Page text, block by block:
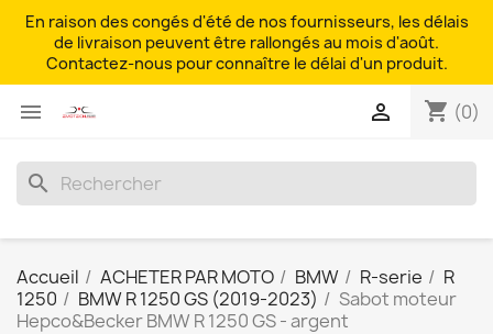
En raison des congés d'été de nos fournisseurs, les délais
de livraison peuvent être rallongés au mois d'août.
Contactez-nous pour connaître le délai d'un produit.
 shopping_cart (0)

search
Accueil ACHETER PAR MOTO BMW R-serie
R
1250
BMW R 1250 GS (2019-2023)
Sabot moteur
Hepco&Becker BMW R 1250 GS - argent